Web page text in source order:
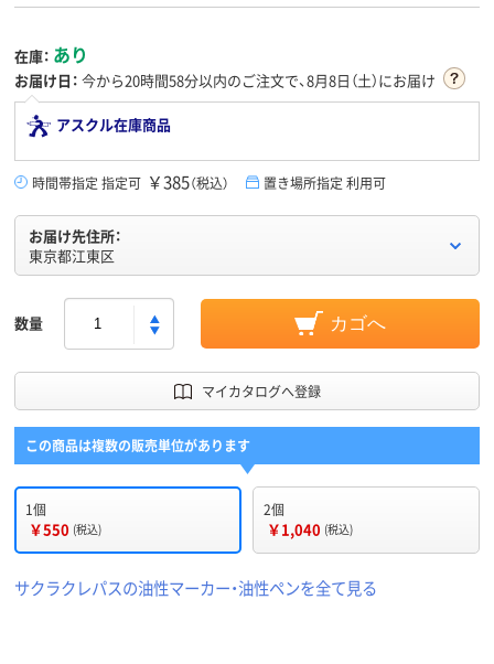
在庫： あり
お届け日： 今から20時間58分以内のご注文で、8月8日（土）にお届け
アスクル在庫商品
時間帯指定 指定可 ￥385（税込） 置き場所指定 利用可
お届け先住所：
東京都江東区
数量 カゴへ
マイカタログへ登録
この商品は複数の販売単位があります
1個
￥550 (税込)
2個
￥1,040 (税込)
サクラクレパスの油性マーカー・油性ペンを全て見る